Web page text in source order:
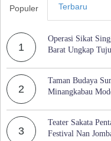
Populer Terbaru
1
Operasi Sikat
Barat Ungkap
2
Taman Budaya
Minangkabau
3
Teater Sakata
Festival Nan